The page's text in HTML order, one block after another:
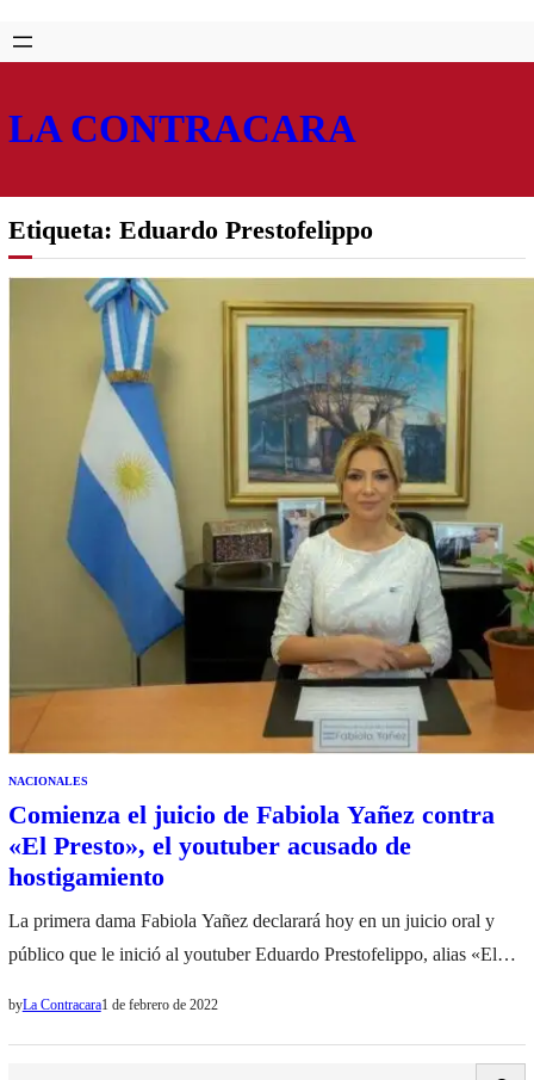
Saltar
al
Skip
to
LA CONTRACARA
Etiqueta: Eduardo Prestofelippo
NACIONALES
Comienza el juicio de Fabiola Yañez contra
«El Presto», el youtuber acusado de
hostigamiento
La primera dama Fabiola Yañez declarará hoy en un juicio oral y
público que le inició al youtuber Eduardo Prestofelippo, alias «El
byLa Contracara1 de febrero de 2022